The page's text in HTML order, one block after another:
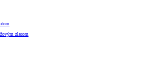
zlatom